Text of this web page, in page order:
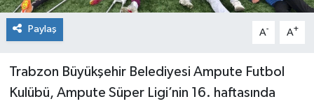
Paylaş A- A+
Trabzon Büyükşehir Belediyesi Ampute Futbol
Kulübü, Ampute Süper Ligi’nin 16. haftasında